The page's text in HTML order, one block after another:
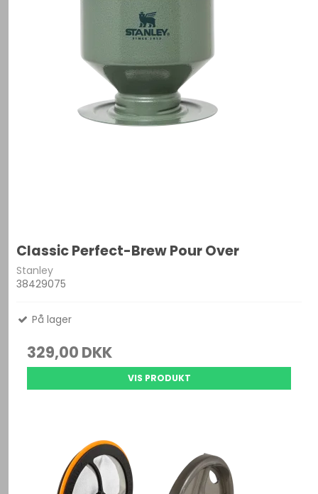
Classic Perfect-Brew Pour Over
Stanley
38429075
På lager
329,00 DKK
VIS PRODUKT